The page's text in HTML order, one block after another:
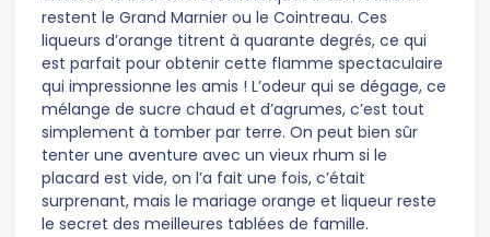
restent le Grand Marnier ou le Cointreau. Ces
liqueurs d’orange titrent à quarante degrés, ce qui
est parfait pour obtenir cette flamme spectaculaire
qui impressionne les amis ! L’odeur qui se dégage, ce
mélange de sucre chaud et d’agrumes, c’est tout
simplement à tomber par terre. On peut bien sûr
tenter une aventure avec un vieux rhum si le
placard est vide, on l’a fait une fois, c’était
surprenant, mais le mariage orange et liqueur reste
le secret des meilleures tablées de famille.